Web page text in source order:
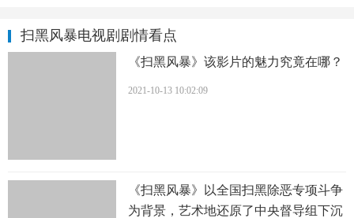
扫黑风暴电视剧剧情看点
《扫黑风暴》该影片的魅力究竟在哪？
2021-10-13 10:02:09
《扫黑风暴》以全国扫黑除恶专项斗争
为背景，艺术地还原了中央督导组下沉